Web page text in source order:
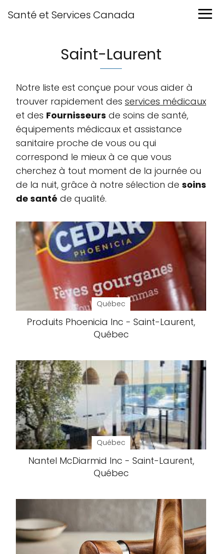
Santé et Services Canada
Saint-Laurent
Notre liste est conçue pour vous aider à
trouver rapidement des services médicaux
et des Fournisseurs de soins de santé,
équipements médicaux et assistance
sanitaire proche de vous ou qui
correspond le mieux à ce que vous
cherchez à tout moment de la journée ou
de la nuit, grâce à notre sélection de soins
de santé de qualité.
Québec
Produits Phoenicia Inc - Saint-Laurent,
Québec
Québec
Nantel McDiarmid Inc - Saint-Laurent,
Québec